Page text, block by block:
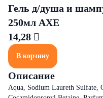
Гель д/душа и
250мл AXE
14,28 
В корзину
Описание
Aqua, Sodium Laureth Sulfate,